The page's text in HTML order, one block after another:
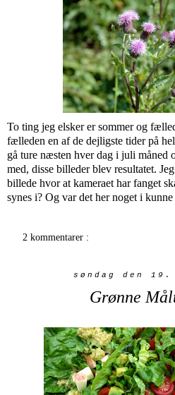
To ting jeg elsker er sommer og
fælleden en af de dejligste tider på
gå ture næsten hver dag i juli måned
med, disse billeder blev resultatet.
billede hvor at kameraet har fanget
synes i? Og var det her noget i
2 kommentarer :
søndag den
Grønne